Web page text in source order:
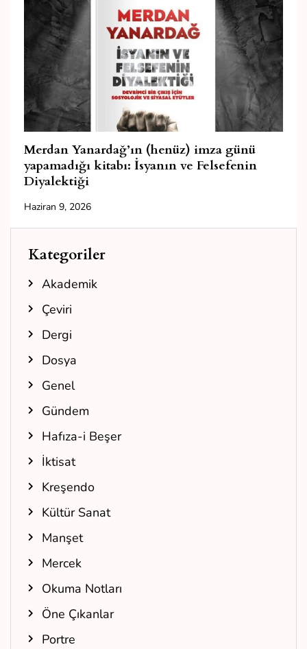
Merdan Yanardağ’ın (henüz) imza günü
yapamadığı kitabı: İsyanın ve Felsefenin
Diyalektiği
Haziran 9, 2026
Kategoriler
Akademik
Çeviri
Dergi
Dosya
Genel
Gündem
Hafıza-i Beşer
İktisat
Kreşendo
Kültür Sanat
Manşet
Mercek
Okuma Notları
Öne Çıkanlar
Portre